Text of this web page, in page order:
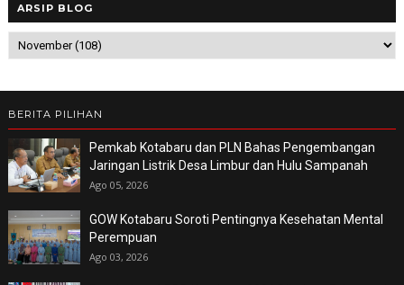
ARSIP BLOG
BERITA PILIHAN
Pemkab Kotabaru dan PLN Bahas Pengembangan
Jaringan Listrik Desa Limbur dan Hulu Sampanah
Ago 05, 2026
GOW Kotabaru Soroti Pentingnya Kesehatan Mental
Perempuan
Ago 03, 2026